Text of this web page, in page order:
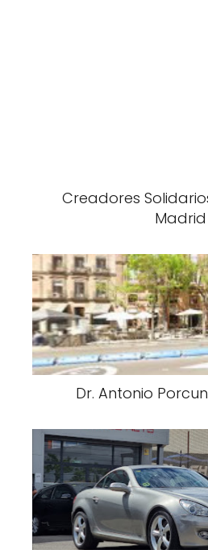
Creadores
Madrid
Dr. Antonio